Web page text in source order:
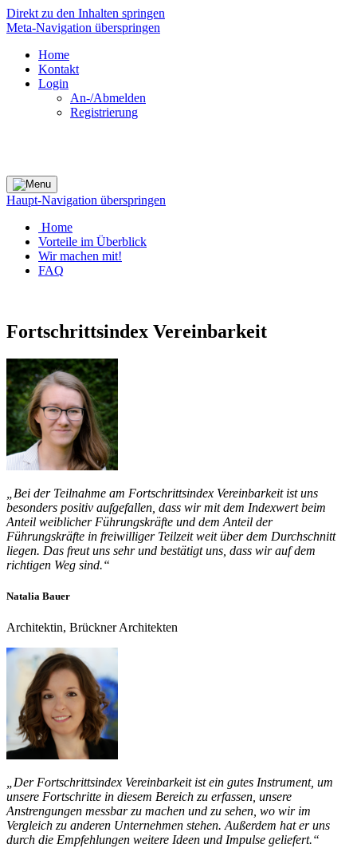
Direkt zu den Inhalten springen
Meta-Navigation überspringen
Home
Kontakt
Login
An-/Abmelden
Registrierung
Haupt-Navigation überspringen
Home
Vorteile im Überblick
Wir machen mit!
FAQ
Fortschrittsindex Vereinbarkeit
„Bei der Teilnahme am Fortschrittsindex Vereinbarkeit ist uns
besonders positiv aufgefallen, dass wir mit dem Indexwert beim
Anteil weiblicher Führungskräfte und dem Anteil der
Führungskräfte in freiwilliger Teilzeit weit über dem Durchschnitt
liegen. Das freut uns sehr und bestätigt uns, dass wir auf dem
richtigen Weg sind.“
Natalia Bauer
Architektin, Brückner Architekten
„Der Fortschrittsindex Vereinbarkeit ist ein gutes Instrument, um
unsere Fortschritte in diesem Bereich zu erfassen, unsere
Anstrengungen messbar zu machen und zu sehen, wo wir im
Vergleich zu anderen Unternehmen stehen. Außerdem hat er uns
durch die Empfehlungen weitere Ideen und Impulse geliefert.“